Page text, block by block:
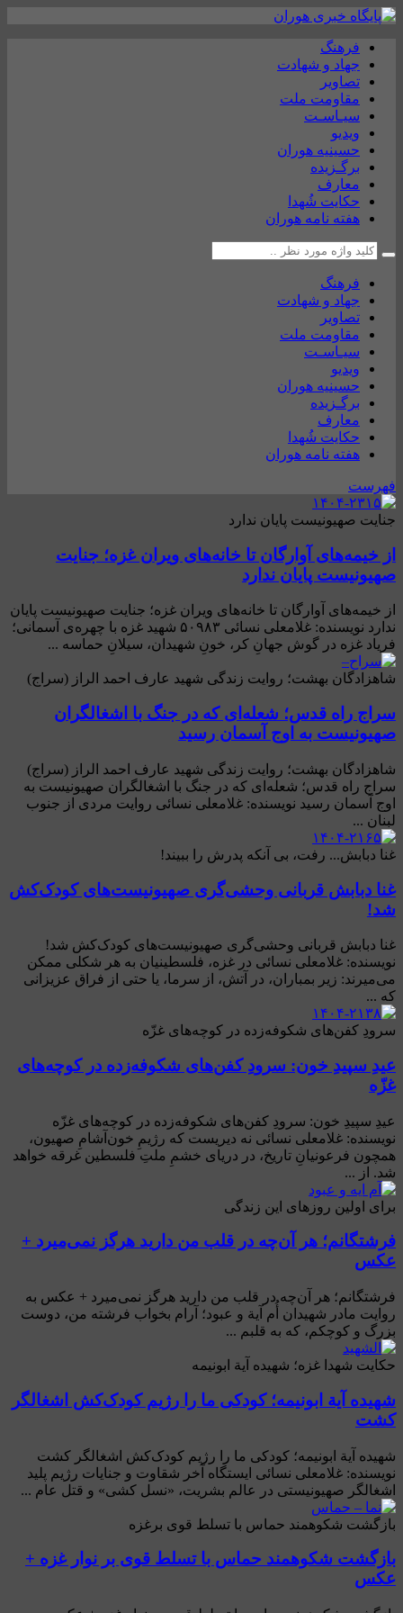
فرهنگ
جهاد و شهادت
تصاویر
مقاومت ملت
سیـاسـت
ویدیو
حسینیه هوران
برگـزیده
معارف
حکایت شُهدا
هفته نامه هوران
فرهنگ
جهاد و شهادت
تصاویر
مقاومت ملت
سیـاسـت
ویدیو
حسینیه هوران
برگـزیده
معارف
حکایت شُهدا
هفته نامه هوران
فهرست
جنایت صهیونیست پایان ندارد
از خیمه‌های آوارگان تا خانه‌های ویران غزه؛ جنایت
صهیونیست پایان ندارد
از خیمه‌های آوارگان تا خانه‌های ویران غزه؛ جنایت صهیونیست پایان
ندارد نویسنده: غلامعلی نسائی ۵۰۹۸۳ شهید غزه با چهره‌ی آسمانی؛
فریاد غزه در گوش جهانِ کر، خونِ شهیدان، سیلانِ حماسه ...
شاهزادگان بهشت؛ روایت زندگی شهید عارف احمد الراز (سراج)
سراج راه قدس؛ شعله‌ای که در جنگ با اشغالگران
صهیونیست به اوج آسمان رسید
شاهزادگان بهشت؛ روایت زندگی شهید عارف احمد الراز (سراج)
سراج راه قدس؛ شعله‌ای که در جنگ با اشغالگران صهیونیست به
اوج آسمان رسید نویسنده: غلامعلی نسائی روایت مردی از جنوب
لبنان ...
غنا دبابش... رفت، بی آنکه پدرش را ببیند!
غنا دبابش قربانی وحشی‌گری صهیونیست‌های کودک‌کش
شد!
غنا دبابش قربانی وحشی‌گری صهیونیست‌های کودک‌کش شد!
نویسنده: غلامعلی نسائی در غزه، فلسطینیان به هر شکلی ممکن
می‌میرند: زیر بمباران، در آتش، از سرما، یا حتی از فراق عزیزانی
که ...
سرودِ کفن‌های شکوفه‌زده در کوچه‌های غزّه
عیدِ سپیدِ خون: سرودِ کفن‌های شکوفه‌زده در کوچه‌های
غزّه
عیدِ سپیدِ خون: سرودِ کفن‌های شکوفه‌زده در کوچه‌های غزّه
نویسنده: غلامعلی نسائی نه دیریست که رژیمِ خون‌آشامِ صهیون،
همچون فرعونیانِ تاریخ، در دریای خشمِ ملتِ فلسطین غرقه خواهد
شد. از ...
برای اولین روزهای این زندگی
فرشتگانم؛ هر آن‌چه در قلب من دارید هرگز نمی‌میرد +
عکس
فرشتگانم؛ هر آن‌چه در قلب من دارید هرگز نمی‌میرد + عکس به
روایت مادر شهیدان أُم آية و عبود؛ آرام بخواب فرشته من، دوست
بزرگ و کوچکم، که به قلبم ...
حکایت شهدا غزه؛ شهیده آية ابونیمه
شهیده آية ابونیمه؛ کودکی ما را رژیم کودک‌کش اشغالگر
کشت
شهیده آية ابونیمه؛ کودکی ما را رژیم کودک‌کش اشغالگر کشت
نویسنده: غلامعلی نسائی ایستگاه آخر شقاوت و جنایات رژیم پلید
اشغالگر صهیونیستی در عالم بشریت، «نسل کشی» و قتل عام ...
بازگشت شکوهمند حماس با تسلط قوی برغزه
بازگشت شکوهمند حماس با تسلط قوی بر نوار غزه +
عکس